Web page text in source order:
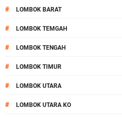
# LOMBOK BARAT
# LOMBOK TEMGAH
# LOMBOK TENGAH
# LOMBOK TIMUR
# LOMBOK UTARA
# LOMBOK UTARA KO